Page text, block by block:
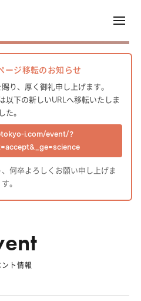
ージ移転のお知らせ
り、厚く御礼申し上げます。
以下の新しいURLへ移転いたしま
した。
i.com/event/?
何卒よろしくお願い申し上げま
す。
ト情報